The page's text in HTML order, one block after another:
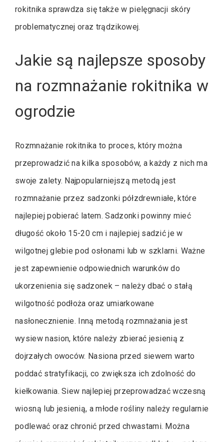
rokitnika sprawdza się także w pielęgnacji skóry
problematycznej oraz trądzikowej.
Jakie są najlepsze sposoby
na rozmnażanie rokitnika w
ogrodzie
Rozmnażanie rokitnika to proces, który można
przeprowadzić na kilka sposobów, a każdy z nich ma
swoje zalety. Najpopularniejszą metodą jest
rozmnażanie przez sadzonki półzdrewniałe, które
najlepiej pobierać latem. Sadzonki powinny mieć
długość około 15-20 cm i najlepiej sadzić je w
wilgotnej glebie pod osłonami lub w szklarni. Ważne
jest zapewnienie odpowiednich warunków do
ukorzenienia się sadzonek – należy dbać o stałą
wilgotność podłoża oraz umiarkowane
nasłonecznienie. Inną metodą rozmnażania jest
wysiew nasion, które należy zbierać jesienią z
dojrzałych owoców. Nasiona przed siewem warto
poddać stratyfikacji, co zwiększa ich zdolność do
kiełkowania. Siew najlepiej przeprowadzać wczesną
wiosną lub jesienią, a młode rośliny należy regularnie
podlewać oraz chronić przed chwastami. Można